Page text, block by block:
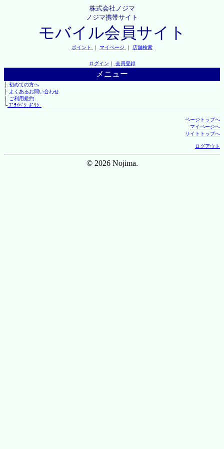
株式会社ノジマ
ノジマ携帯サイト
モバイル会員サイト
ポイント ｜ マイページ ｜ 店舗検索
ログイン ｜ 会員登録
メニュー
├初めての方へ
├ よくあるお問い合わせ
├ご利用規約
└ﾌﾟﾗｲﾊﾞｼｰﾎﾟﾘｼｰ
ページトップへ
マイページへ
サイトトップへ
ログアウト
© 2026 Nojima.